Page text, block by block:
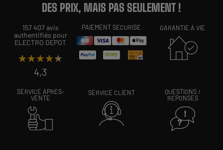
DES PRIX, MAIS PAS SEULEMENT !
157 407 avis
authentifiés pour
ELECTRO DEPOT
★★★★★
★★★★★
4,3
PAIEMENT SÉCURISÉ GARANTIE À VIE
SERVICE APRÈS-
VENTE
SERVICE CLIENT
QUESTIONS /
RÉPONSES